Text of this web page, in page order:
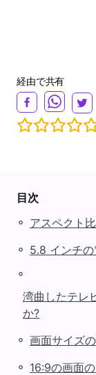
経由で共有
目次
◦ アスペクト
◦ 5.8 インチ
◦
湾曲したテレ
か?
◦ 画面サイズ
◦ 16:9の画面